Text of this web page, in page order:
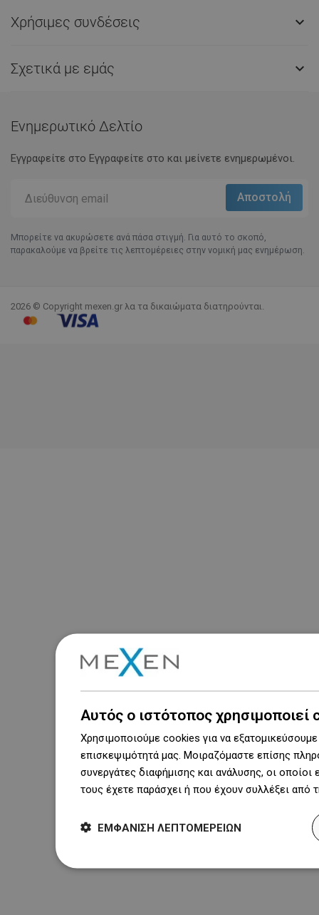
Χρήσιμες συνδέσεις 
Σχετικά με εμάς 
Ενημερωτικό Δελτίο
Εγγραφείτε στο Eγγραφείτε στο και μείνετε ενημερωμένοι.
Μπορείτε να ακυρώσετε ανά πάσα στιγμή. Για αυτό το σκοπό,
παρακαλούμε να βρείτε τις λεπτομέρειες στην νομική μας ενημέρωση.
2026 © Copyright mexen.gr λα τα δικαιώματα διατηρούνται.
Αυτός ο ιστότοπος χρησιμοποιεί
Χρησιμοποιούμε cookies για να
επισκεψιμότητά μας. Μοιραζόμαστε επίσης
συνεργάτες διαφήμισης και ανάλυσης, οι
τους έχετε παράσχει ή που έχουν συλλέξει
ΕΜΦΆΝΙΣΗ ΛΕΠΤΟΜΕΡΕΙΏΝ